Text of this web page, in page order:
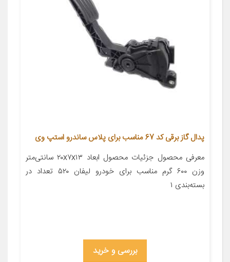
پدال گاز برقی کد 67 مناسب برای پلاس ساندرو استپ وی
معرفی محصول جزئیات محصول ابعاد ۲۰x۷x۱۳ سانتی‌متر
وزن ۶۰۰ گرم مناسب برای خودرو لیفان ۵۲۰ تعداد در
بسته‌بندی ۱
بررسی و خرید